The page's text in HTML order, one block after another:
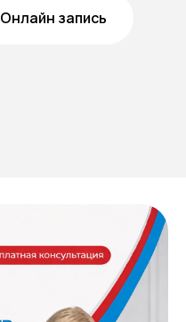
Онлайн запись